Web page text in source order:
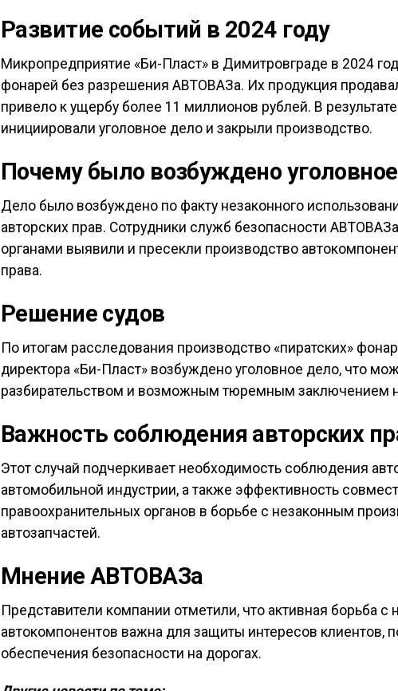
Развитие событий в 2024 году
Микропредприятие «Би-Пласт» в Димитровграде в 2024
фонарей без разрешения АВТОВАЗа. Их продукция
привело к ущербу более 11 миллионов рублей. В
инициировали уголовное дело и закрыли производство.
Почему было возбуждено
Дело было возбуждено по факту незаконного
авторских прав. Сотрудники служб безопасности
органами выявили и пресекли производство
права.
Решение судов
По итогам расследования производство «пиратских»
директора «Би-Пласт» возбуждено уголовное дело, что
разбирательством и возможным тюремным заключением
Важность соблюдения авторских
Этот случай подчеркивает необходимость соблюдения
автомобильной индустрии, а также эффективность
правоохранительных органов в борьбе с незаконным
автозапчастей.
Мнение АВТОВАЗа
Представители компании отметили, что активная борьба
автокомпонентов важна для защиты интересов клиентов,
обеспечения безопасности на дорогах.